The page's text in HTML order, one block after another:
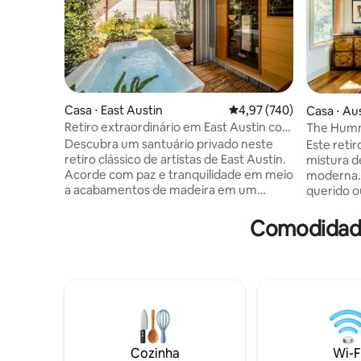
Casa ⋅ East Austin 4,97 de uma avaliação
4,97 (740)
Retiro extraordinário em East Austin com
sauna e imersão fria
Descubra um santuário privado neste
retiro clássico de artistas de East Austin.
Acorde com paz e tranquilidade em meio
a acabamentos de madeira em um
personalizado, um loft de nível superior,
um deck e um banco de balanço ao ar
garantir a segurança e a tranquilidade
dos hóspedes em meio a tempos
incertos, que inclui: um filtro HEPA de
Casa ⋅
The
Este
mistura
querido
estrelas
ou na
noite de
Explore
Cozinha Wi-